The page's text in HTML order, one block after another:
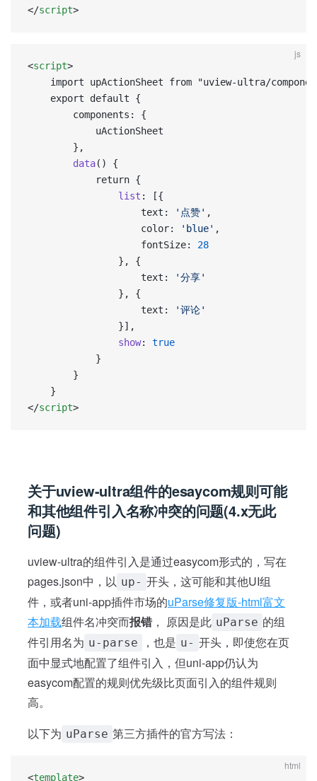
</script>
js
<script>
import upActionSheet from "uview-ultra/
	export default {
		components: {
			uActionSheet
		},
		data
() {
			return {
				list
: [{
					text:
'点赞' ,
					color:
'blue' ,
					fontSize:
28
				}, {
					text:
'分享'
				}, {
					text:
'评论'
				}],
				show
: true
			}
		}
	}
</script>
关于uview-ultra组件的esaycom规则可能
和其他组件引入名称冲突的问题(4.x无此
问题)
uview-ultra的组件引入是通过easycom形式的，写在
pages.json中，以 up- 开头，这可能和其他UI组
件，或者uni-app插件市场的uParse修复版-html富文
本加载组件名冲突而报错 ， 原因是此 uParse 的组
件引用名为 u-parse ，也是 u- 开头，即使您在页
面中显式地配置了组件引入，但uni-app仍认为
easycom配置的规则优先级比页面引入的组件规则
高。
以下为 uParse 第三方插件的官方写法：
html
<template>